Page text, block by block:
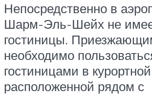
Непосредственно в
Шарм-Эль-Шейх не
гостиницы.
необходимо
гостиницами в
расположенной рядом с